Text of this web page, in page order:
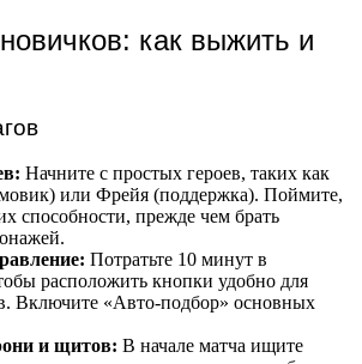
как выжить и
Начните с простых героев, таких как
или Фрейя (поддержка). Поймите,
способности, прежде чем брать
Потратьте 10 минут в
расположить кнопки удобно для
Включите «Авто-подбор» основных
и щитов: В начале матча ищите